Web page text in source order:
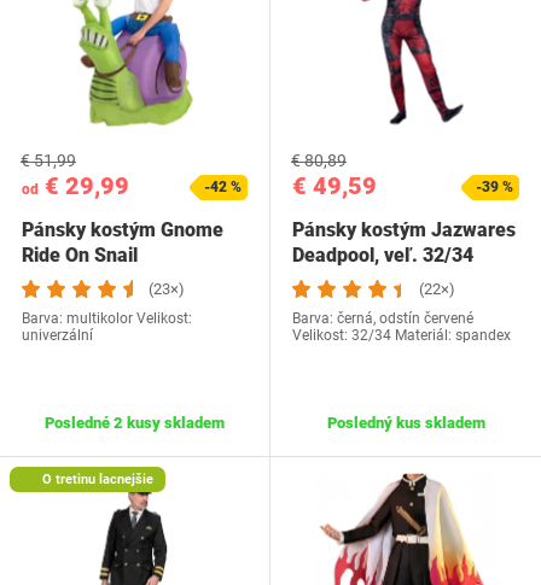
od € 29,99
€ 51,99
-42 %
Pánsky kostým Gnome
Ride On Snail
(23×)
Barva: multikolor Velikost:
univerzální
Posledné 2 kusy skladem
€ 49,59
€ 80,89
-39 %
Pánsky kostým Jazwares
Deadpool, veľ. 32/34
(22×)
Barva: černá, odstín červené
Velikost: 32/34 Materiál: spandex
Posledný kus skladem
O tretinu lacnejšie